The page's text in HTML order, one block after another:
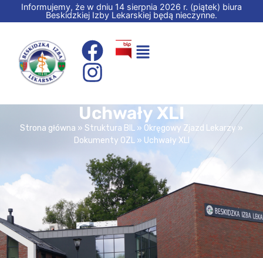
Informujemy, że w dniu 14 sierpnia 2026 r. (piątek) biura
Beskidzkiej Izby Lekarskiej będą nieczynne.
Uchwały XLI
Strona główna » Struktura BIL » Okręgowy Zjazd Lekarzy »
Dokumenty OZL» Uchwały XLI